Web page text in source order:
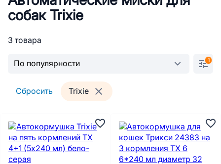
собак Trixie
3 товара
1
Сбросить Trixie